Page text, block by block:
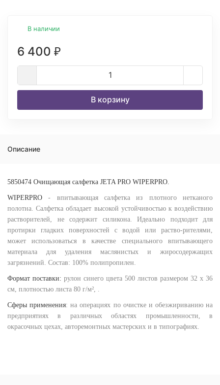
В наличии
6 400 ₽
В корзину
Описание
5850474 Очищающая салфетка JETA PRO WIPERPRO.
WIPERPRO - впитывающая салфетка из плотного нетканого
полотна. Салфетка обладает высокой устойчивостью к воздействию
растворителей, не содержит силикона. Идеально подходит для
протирки гладких поверхностей с водой или раство-рителями,
может использоваться в качестве специального впитывающего
материала для удаления маслянистых и жиросодержащих
загрязнений. Состав: 100% полипропилен.
Формат поставки: рулон синего цвета 500 листов размером 32 х 36
см, плотностью листа 80 г/м², .
Сферы применения: на операциях по очистке и обезжириванию на
предприятиях в различных областях промышленности, в
окрасочных цехах, авторемонтных мастерских и в типографиях.